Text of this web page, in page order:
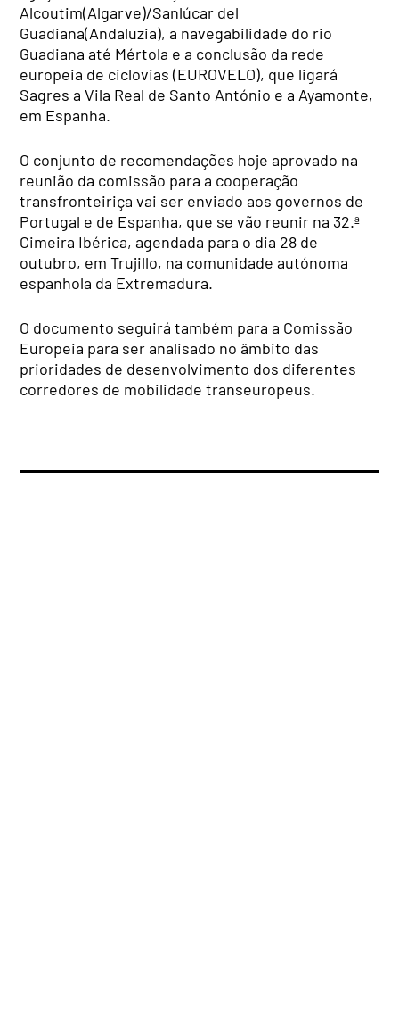
Alcoutim(Algarve)/Sanlúcar del
Guadiana(Andaluzia), a navegabilidade do rio
Guadiana até Mértola e a conclusão da rede
europeia de ciclovias (EUROVELO), que ligará
Sagres a Vila Real de Santo António e a Ayamonte,
em Espanha.
O conjunto de recomendações hoje aprovado na
reunião da comissão para a cooperação
transfronteiriça vai ser enviado aos governos de
Portugal e de Espanha, que se vão reunir na 32.ª
Cimeira Ibérica, agendada para o dia 28 de
outubro, em Trujillo, na comunidade autónoma
espanhola da Extremadura.
O documento seguirá também para a Comissão
Europeia para ser analisado no âmbito das
prioridades de desenvolvimento dos diferentes
corredores de mobilidade transeuropeus.